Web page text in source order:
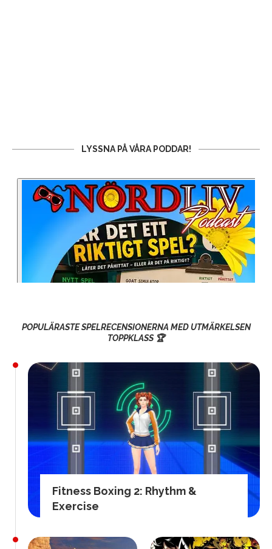
LYSSNA PÅ VÅRA PODDAR!
POPULÄRASTE SPELRECENSIONERNA MED UTMÄRKELSEN
TOPPKLASS 🏆
Fitness Boxing 2: Rhythm &
Exercise